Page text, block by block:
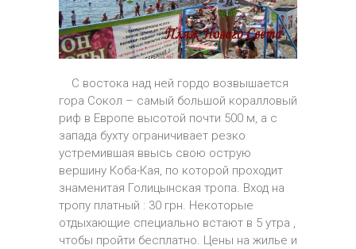
С востока над ней гордо возвышается
гора Сокол – самый большой коралловый
риф в Европе высотой почти 500 м, а с
запада бухту ограничивает резко
устремившая ввысь свою острую
вершину Коба-Кая, по которой проходит
знаменитая Голицынская тропа. Вход на
тропу платный : 30 грн. Некоторые
отдыхающие специально встают в 5 утра ,
чтобы пройти бесплатно. Цены на жилье и